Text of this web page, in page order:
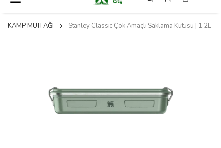
KAMP MUTFAĞI Stanley Classic Çok Amaçlı Saklama Kutusu | 1.2L